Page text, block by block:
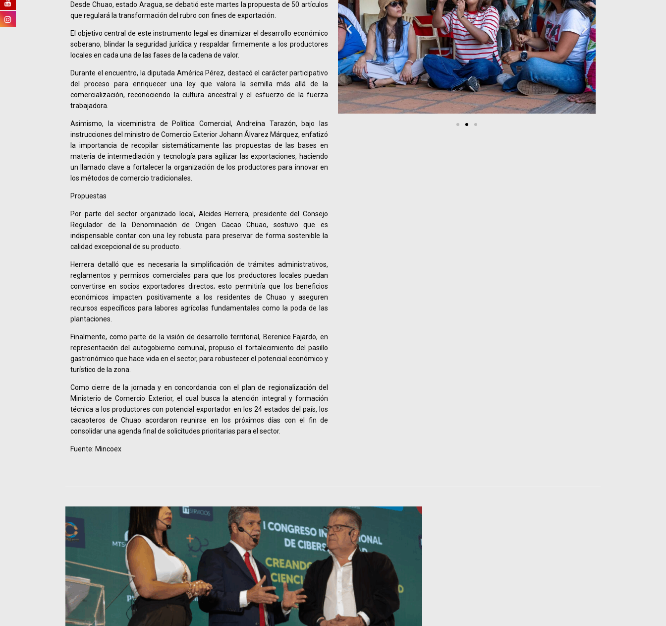
Desde Chuao, estado Aragua, se debatió este martes la propuesta de 50 artículos
que regulará la transformación del rubro con fines de exportación.
El objetivo central de este instrumento legal es dinamizar el desarrollo económico
soberano, blindar la seguridad jurídica y respaldar firmemente a los productores
locales en cada una de las fases de la cadena de valor.
Durante el encuentro, la diputada América Pérez, destacó el carácter participativo
del proceso para enriquecer una ley que valora la semilla más allá de la
comercialización, reconociendo la cultura ancestral y el esfuerzo de la fuerza
trabajadora.
Asimismo, la viceministra de Política Comercial, Andreína Tarazón, bajo las
instrucciones del ministro de Comercio Exterior Johann Álvarez Márquez, enfatizó
la importancia de recopilar sistemáticamente las propuestas de las bases en
materia de intermediación y tecnología para agilizar las exportaciones, haciendo
un llamado clave a fortalecer la organización de los productores para innovar en
los métodos de comercio tradicionales.
Propuestas
Por parte del sector organizado local, Alcides Herrera, presidente del Consejo
Regulador de la Denominación de Origen Cacao Chuao, sostuvo que es
indispensable contar con una ley robusta para preservar de forma sostenible la
calidad excepcional de su producto.
Herrera detalló que es necesaria la simplificación de trámites administrativos,
reglamentos y permisos comerciales para que los productores locales puedan
convertirse en socios exportadores directos; esto permitiría que los beneficios
económicos impacten positivamente a los residentes de Chuao y aseguren
recursos específicos para labores agrícolas fundamentales como la poda de las
plantaciones.
Finalmente, como parte de la visión de desarrollo territorial, Berenice Fajardo, en
representación del autogobierno comunal, propuso el fortalecimiento del pasillo
gastronómico que hace vida en el sector, para robustecer el potencial económico y
turístico de la zona.
Como cierre de la jornada y en concordancia con el plan de regionalización del
Ministerio de Comercio Exterior, el cual busca la atención integral y formación
técnica a los productores con potencial exportador en los 24 estados del país, los
cacaoteros de Chuao acordaron reunirse en los próximos días con el fin de
consolidar una agenda final de solicitudes prioritarias para el sector.
Fuente: Mincoex